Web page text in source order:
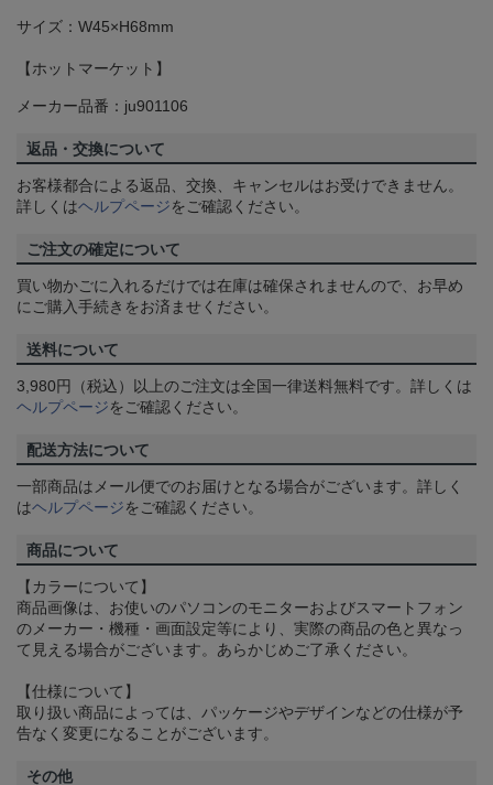
サイズ：W45×H68mm
【ホットマーケット】
メーカー品番：ju901106
返品・交換について
お客様都合による返品、交換、キャンセルはお受けできません。
詳しくはヘルプページをご確認ください。
ご注文の確定について
買い物かごに入れるだけでは在庫は確保されませんので、お早め
にご購入手続きをお済ませください。
送料について
3,980円（税込）以上のご注文は全国一律送料無料です。詳しくは
ヘルプページをご確認ください。
配送方法について
一部商品はメール便でのお届けとなる場合がございます。詳しく
はヘルプページをご確認ください。
商品について
【カラーについて】
商品画像は、お使いのパソコンのモニターおよびスマートフォン
のメーカー・機種・画面設定等により、実際の商品の色と異なっ
て見える場合がございます。あらかじめご了承ください。
【仕様について】
取り扱い商品によっては、パッケージやデザインなどの仕様が予
告なく変更になることがございます。
その他